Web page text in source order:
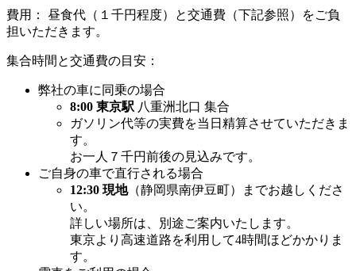
費用：
昼食代（１千円程度）と交通費（下記参照）をご負
担いただきます。
集合時間と交通費の目安：
弊社の車に同乗の場合
8:00 東京駅 八重洲北口 集合
ガソリン代等の実費を当日精算させていただきま
す。
お一人７千円前後の見込みです。
ご自身の車で直行される場合
12:30 現地（静岡県南伊豆町）までお越しくださ
い。
詳しい場所は、別途ご案内いたします。
東京より高速道路を利用して4時間ほどかかりま
す。